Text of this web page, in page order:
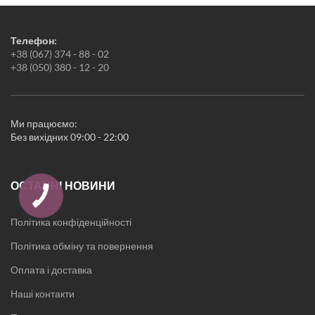
Пледи
Жіноча білизна
Піжами
Нічні сорочки
Кухонні аксесуари
Телефон:
+38 (067) 374 - 88 - 02
+38 (050) 380 - 12 - 20
Ми працюємо:
Без вихідних 09:00 - 22:00
ОСТАННІ НОВИНИ
Політика конфіденційності
Політика обміну та повернення
Оплата і доставка
Наші контакти